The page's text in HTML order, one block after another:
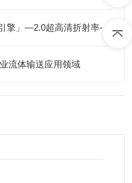
流体输送应用领域